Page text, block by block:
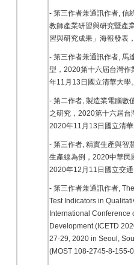
- 第三作者兼通訊作者, 信
教師產業研習與研究暨產
習與研究成果」海報發表
- 第三作者兼通訊作者, 馬
型，2020第十六屆台灣作
年11月13日國立清華大學。
- 第二作者, 製造業電腦數
之研究，2020第十六屆台
2020年11月13日國立清華
- 第三作者, 精實生產與智
生產線為例，2020中華民
2020年12月11日國立交通
- 第三作者兼通訊作者,
Test Indicators in
International Conference
Development (ICETD
27-29, 2020 in Seoul,
(MOST 108-2745-8-155-